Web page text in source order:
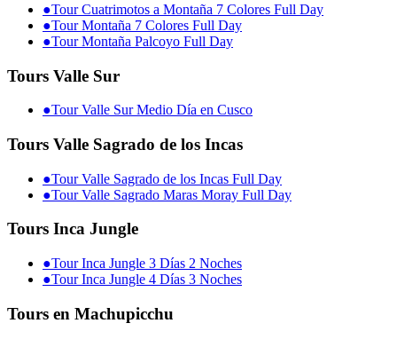
●Tour Cuatrimotos a Montaña 7 Colores Full Day
●Tour Montaña 7 Colores Full Day
●Tour Montaña Palcoyo Full Day
Tours Valle Sur
●Tour Valle Sur Medio Día en Cusco
Tours Valle Sagrado de los Incas
●Tour Valle Sagrado de los Incas Full Day
●Tour Valle Sagrado Maras Moray Full Day
Tours Inca Jungle
●Tour Inca Jungle 3 Días 2 Noches
●Tour Inca Jungle 4 Días 3 Noches
Tours en Machupicchu